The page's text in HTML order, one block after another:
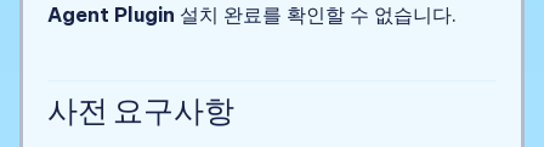
Agent Plugin 설치 완료를 확인할 수 없습니다.
사전 요구사항